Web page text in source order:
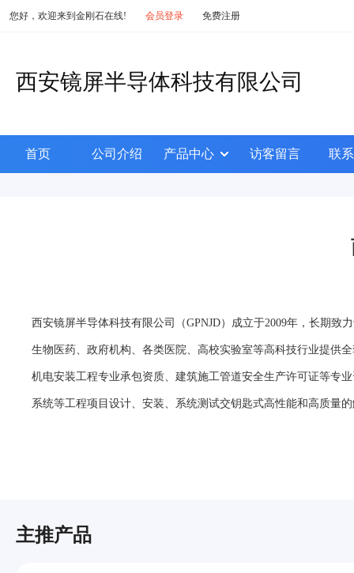
您好，欢迎来到金刚石在线! 会员登录 免费注册
西安镜屏半导体科技有限公司
首页 公司介绍 产品中心 访客留言 联
西安镜屏半导体科技有限公司（GPNJD）成立于2009年，长期
生物医药、政府机构、各类医院、高校实验室等高科技行业提供
机电安装工程专业承包资质、建筑施工管道安全生产许可证等专
系统等工程项目设计、安装、系统测试交钥匙式高性能和高质量
主推产品